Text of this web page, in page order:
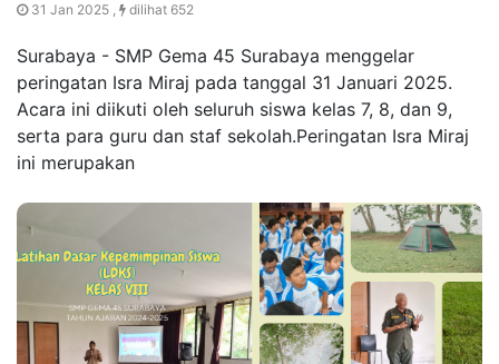
31 Jan 2025 , dilihat 652
Surabaya - SMP Gema 45 Surabaya menggelar
peringatan Isra Miraj pada tanggal 31 Januari 2025.
Acara ini diikuti oleh seluruh siswa kelas 7, 8, dan 9,
serta para guru dan staf sekolah.Peringatan Isra Miraj
ini merupakan